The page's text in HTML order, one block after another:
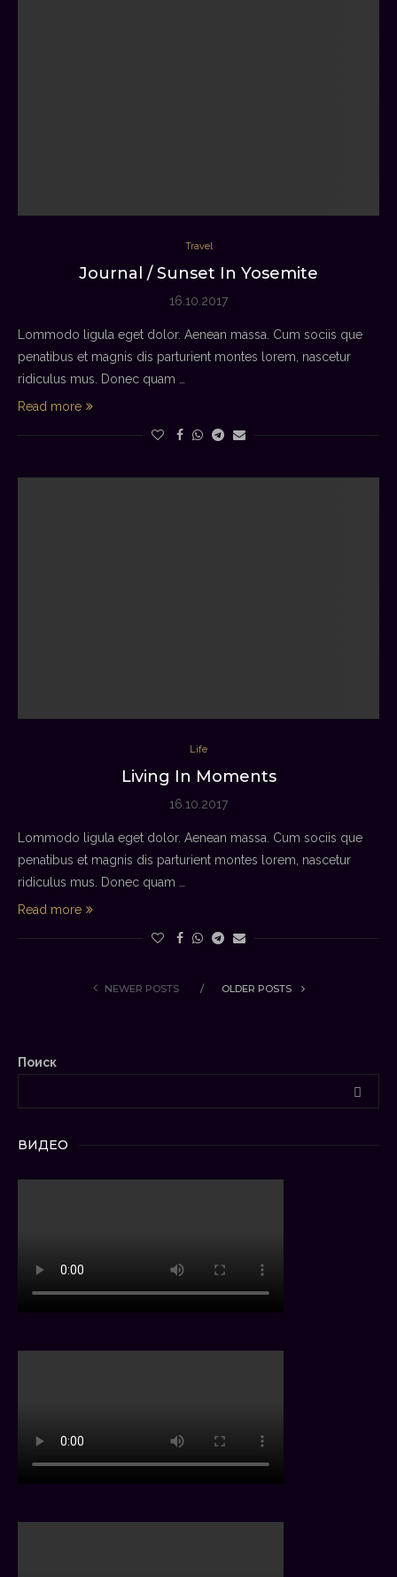
Travel
Journal / Sunset In Yosemite
16.10.2017
Lommodo ligula eget dolor. Aenean massa. Cum sociis que
penatibus et magnis dis parturient montes lorem, nascetur
ridiculus mus. Donec quam …
Read more
Life
Living In Moments
16.10.2017
Lommodo ligula eget dolor. Aenean massa. Cum sociis que
penatibus et magnis dis parturient montes lorem, nascetur
ridiculus mus. Donec quam …
Read more
NEWER POSTS OLDER POSTS
Поиск
ВИДЕО